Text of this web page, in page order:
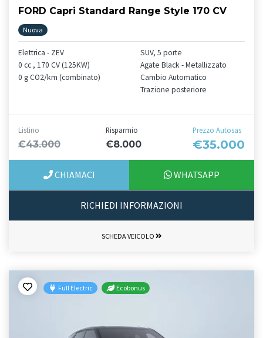
FORD Capri Standard Range Style 170 CV
Nuova
Elettrica - ZEV
0 cc , 170 CV (125KW)
0 g CO2/km (combinato)
SUV, 5 porte
Agate Black - Metallizzato
Cambio Automatico
Trazione posteriore
Listino
€43.000
Risparmio
€8.000
Prezzo Autosas
€35.000
CHIAMACI WHATSAPP
RICHIEDI INFORMAZIONI
SCHEDA VEICOLO
Full Electric Ecobonus